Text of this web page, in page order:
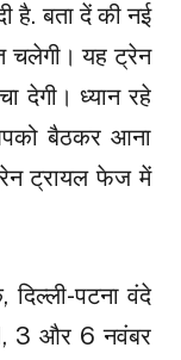
है. बता दें की नई
चलेगी। यह ट्रेन
देगी। ध्यान रहे
बैठकर आना
ट्रायल फेज में
दिल्ली-पटना वंदे
3 और 6 नवंबर